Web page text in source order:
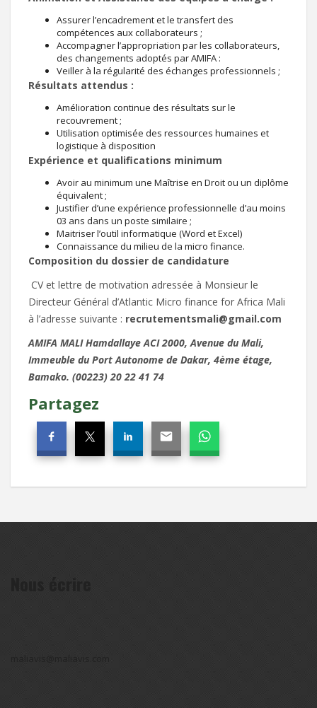
Assurer l’encadrement et le transfert des
compétences aux collaborateurs ;
Accompagner l’appropriation par les collaborateurs,
des changements adoptés par AMIFA :
Veiller à la régularité des échanges professionnels ;
Résultats attendus :
Amélioration continue des résultats sur le
recouvrement ;
Utilisation optimisée des ressources humaines et
logistique à disposition
Expérience et qualifications minimum
Avoir au minimum une Maîtrise en Droit ou un diplôme
équivalent ;
Justifier d’une expérience professionnelle d’au moins
03 ans dans un poste similaire ;
Maitriser l’outil informatique (Word et Excel)
Connaissance du milieu de la micro finance.
Composition du dossier de candidature
CV et lettre de motivation adressée à Monsieur le
Directeur Général d’Atlantic Micro finance for Africa Mali
à l’adresse suivante : recrutementsmali@gmail.com
AMIFA MALI Hamdallaye ACI 2000, Avenue du Mali,
Immeuble du Port Autonome de Dakar, 4ème étage,
Bamako. (00223) 20 22 41 74
Partagez